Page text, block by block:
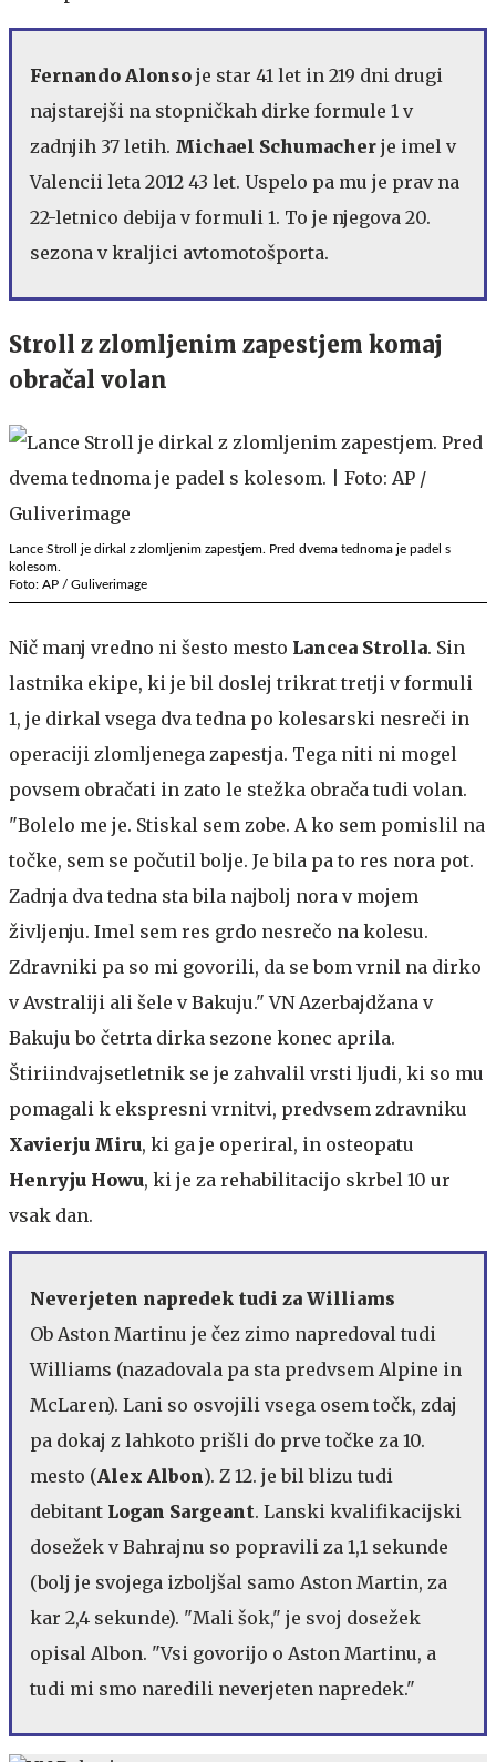
Fernando Alonso je star 41 let in 219 dni drugi
najstarejši na stopničkah dirke formule 1 v
zadnjih 37 letih. Michael Schumacher je imel v
Valencii leta 2012 43 let. Uspelo pa mu je prav na
22-letnico debija v formuli 1. To je njegova 20.
sezona v kraljici avtomotošporta.
Stroll z zlomljenim zapestjem komaj
obračal volan
Lance Stroll je dirkal z zlomljenim zapestjem. Pred dvema tednoma je padel s
kolesom.
Foto: AP / Guliverimage
Nič manj vredno ni šesto mesto Lancea Strolla. Sin
lastnika ekipe, ki je bil doslej trikrat tretji v formuli
1, je dirkal vsega dva tedna po kolesarski nesreči in
operaciji zlomljenega zapestja. Tega niti ni mogel
povsem obračati in zato le stežka obrača tudi volan.
"Bolelo me je. Stiskal sem zobe. A ko sem pomislil na
točke, sem se počutil bolje. Je bila pa to res nora pot.
Zadnja dva tedna sta bila najbolj nora v mojem
življenju. Imel sem res grdo nesrečo na kolesu.
Zdravniki pa so mi govorili, da se bom vrnil na dirko
v Avstraliji ali šele v Bakuju." VN Azerbajdžana v
Bakuju bo četrta dirka sezone konec aprila.
Štiriindvajsetletnik se je zahvalil vrsti ljudi, ki so mu
pomagali k ekspresni vrnitvi, predvsem zdravniku
Xavierju Miru, ki ga je operiral, in osteopatu
Henryju Howu, ki je za rehabilitacijo skrbel 10 ur
vsak dan.
Neverjeten napredek tudi za Williams
Ob Aston Martinu je čez zimo napredoval tudi
Williams (nazadovala pa sta predvsem Alpine in
McLaren). Lani so osvojili vsega osem točk, zdaj
pa dokaj z lahkoto prišli do prve točke za 10.
mesto (Alex Albon). Z 12. je bil blizu tudi
debitant Logan Sargeant. Lanski kvalifikacijski
dosežek v Bahrajnu so popravili za 1,1 sekunde
(bolj je svojega izboljšal samo Aston Martin, za
kar 2,4 sekunde). "Mali šok," je svoj dosežek
opisal Albon. "Vsi govorijo o Aston Martinu, a
tudi mi smo naredili neverjeten napredek."